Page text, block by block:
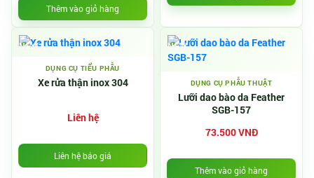
Thêm vào giỏ hàng
NEW
DỤNG CỤ TIỂU PHẪU
Xe rửa thận inox 304
Liên hệ
Liên hệ báo giá
NEW
DỤNG CỤ PHẪU THUẬT
Lưỡi dao bào da Feather
SGB-157
73.500 VNĐ
Thêm vào giỏ hàng